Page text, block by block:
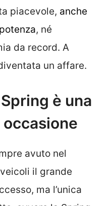
piacevole, anche
, né
da record. A
un affare.
è una
avuto nel
il grande
ma l’unica